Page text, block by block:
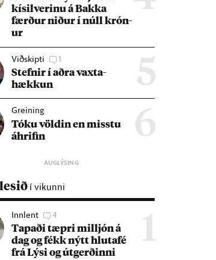
kís­il­ver­inu á Bakka
færð­ur nið­ur í núll krón­
ur
5
Viðskipti 1
Stefn­ir í aðra vaxta­
hækk­un
6
Greining
Tóku völd­in en misstu
áhrif­in
í vikunni
1
Innlent 4
Tap­aði tæpri millj­ón á
dag og fékk nýtt hluta­fé
frá Lýsi og út­gerð­inni